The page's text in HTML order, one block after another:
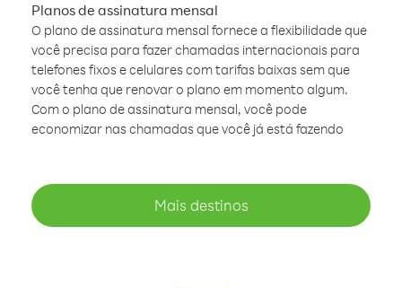
Planos de assinatura mensal
O plano de assinatura mensal fornece a flexibilidade que
você precisa para fazer chamadas internacionais para
telefones fixos e celulares com tarifas baixas sem que
você tenha que renovar o plano em momento algum.
Com o plano de assinatura mensal, você pode
economizar nas chamadas que você já está fazendo
Mais destinos